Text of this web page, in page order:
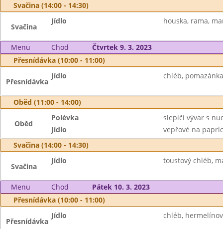
Svačina (14:00 - 14:30)
Svačina
Jídlo houska, rama,
Menu Chod
Čtvrtek 9. 3. 2023
Přesnídávka (10:00 - 11:00)
Přesnídávka
Jídlo chléb,
Oběd (11:00 - 14:00)
Oběd
Polévka
slepičí vývar s
Jídlo
vepřové na
Svačina (14:00 - 14:30)
Svačina
Jídlo toustový chléb,
Menu Chod
Pátek 10. 3. 2023
Přesnídávka (10:00 - 11:00)
Přesnídávka
Jídlo chléb,